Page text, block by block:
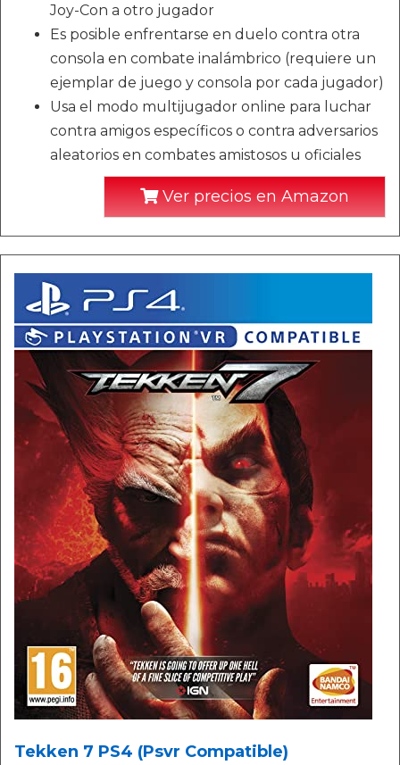
Joy-Con a otro jugador
Es posible enfrentarse en duelo contra otra
consola en combate inalámbrico (requiere un
ejemplar de juego y consola por cada jugador)
Usa el modo multijugador online para luchar
contra amigos específicos o contra adversarios
aleatorios en combates amistosos u oficiales
Ver precios en Amazon
Tekken 7 PS4 (Psvr Compatible)